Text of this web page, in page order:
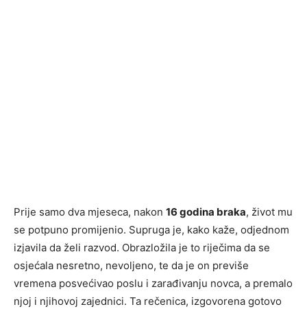
Prije samo dva mjeseca, nakon 16 godina braka, život mu
se potpuno promijenio. Supruga je, kako kaže, odjednom
izjavila da želi razvod. Obrazložila je to riječima da se
osjećala nesretno, nevoljeno, te da je on previše
vremena posvećivao poslu i zarađivanju novca, a premalo
njoj i njihovoj zajednici. Ta rečenica, izgovorena gotovo